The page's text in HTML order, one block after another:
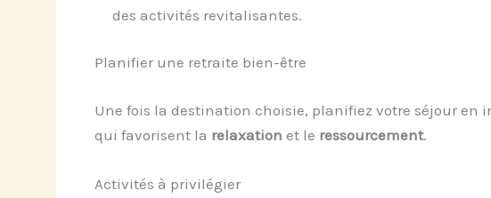
des activités revitalisantes.
Planifier une retraite bien-être
Une fois la destination choisie, planifiez votre séjour en
qui favorisent la relaxation et le ressourcement.
Activités à privilégier